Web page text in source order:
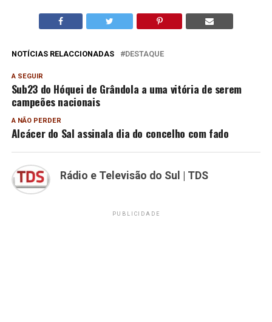
NOTÍCIAS RELACCIONADAS DESTAQUE
A SEGUIR
Sub23 do Hóquei de Grândola a uma vitória de serem
campeões nacionais
A NÃO PERDER
Alcácer do Sal assinala dia do concelho com fado
Rádio e Televisão do Sul | TDS
PUBLICIDADE